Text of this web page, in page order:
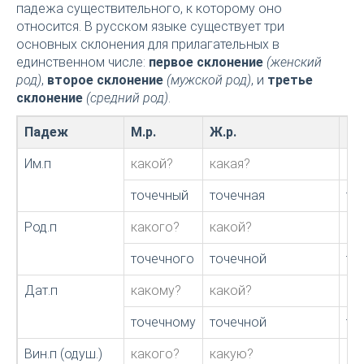
падежа существительного, к которому оно
относится. В русском языке существует три
основных склонения для прилагательных в
единственном числе: первое склонение (женский
род), второе склонение (мужской род), и третье
склонение (средний род).
Падеж М.р. Ж.р.
Им.п какой? какая?
точечный точечная
Род.п какого? какой?
точечного точечной
Дат.п какому? какой?
точечному точечной
Вин.п (одуш.) какого? какую?